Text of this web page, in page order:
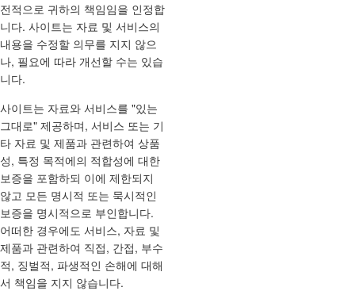
전적으로 귀하의 책임임을 인정합
니다. 사이트는 자료 및 서비스의
내용을 수정할 의무를 지지 않으
나, 필요에 따라 개선할 수는 있습
니다.
사이트는 자료와 서비스를 "있는
그대로" 제공하며, 서비스 또는 기
타 자료 및 제품과 관련하여 상품
성, 특정 목적에의 적합성에 대한
보증을 포함하되 이에 제한되지
않고 모든 명시적 또는 묵시적인
보증을 명시적으로 부인합니다.
어떠한 경우에도 서비스, 자료 및
제품과 관련하여 직접, 간접, 부수
적, 징벌적, 파생적인 손해에 대해
서 책임을 지지 않습니다.